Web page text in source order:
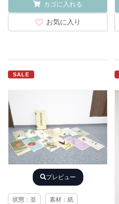
カゴに入れる
お気に入り
SALE
プレビュー
状態：並 素材：紙